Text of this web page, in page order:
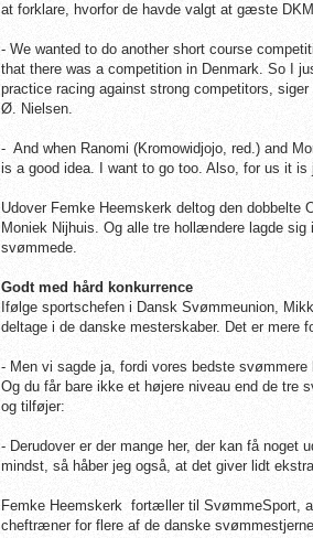
at forklare, hvorfor de havde valgt at gæste
- We wanted to do another short course
that there was a competition in Denmark. So I
practice racing against strong competitors,
Ø. Nielsen.
- And when Ranomi (Kromowidjojo, red.) and
is a good idea. I want to go too. Also, for us it
Udover Femke Heemskerk deltog den dobbelte
Moniek Nijhuis. Og alle tre hollændere lagde
svømmede.
Godt med hård konkurrence
Ifølge sportschefen i Dansk Svømmeunion,
deltage i de danske mesterskaber. Det er mere
- Men vi sagde ja, fordi vores bedste
Og du får bare ikke et højere niveau end de tre
og tilføjer:
- Derudover er der mange her, der kan få
mindst, så håber jeg også, at det giver lidt
Femke Heemskerk fortæller til SvømmeSport,
cheftræner for flere af de danske